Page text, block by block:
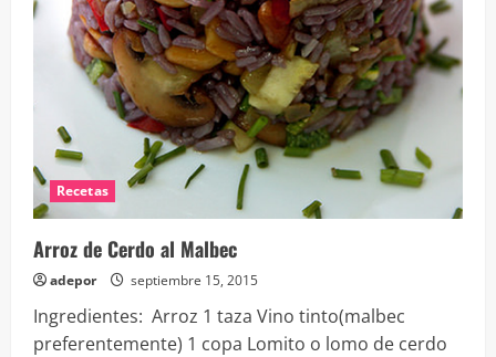
Recetas
Arroz de Cerdo al Malbec
adepor septiembre 15, 2015
Ingredientes: Arroz 1 taza Vino tinto(malbec
preferentemente) 1 copa Lomito o lomo de cerdo